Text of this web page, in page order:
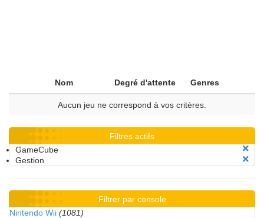
Nom Degré d'attente Genres
Aucun jeu ne correspond à vos critères.
Filtres actifs
GameCube
Gestion
Filtrer par console
Nintendo Wii (1081)